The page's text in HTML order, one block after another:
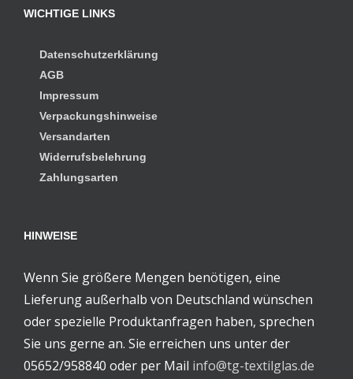
WICHTIGE LINKS
Datenschutzerklärung
AGB
Impressum
Verpackungshinweise
Versandarten
Widerrufsbelehrung
Zahlungsarten
HINWEISE
Wenn Sie größere Mengen benötigen, eine
Lieferung außerhalb von Deutschland wünschen
oder spezielle Produktanfragen haben, sprechen
Sie uns gerne an. Sie erreichen uns unter der
05652/958840 oder per Mail info@tg-textilglas.de